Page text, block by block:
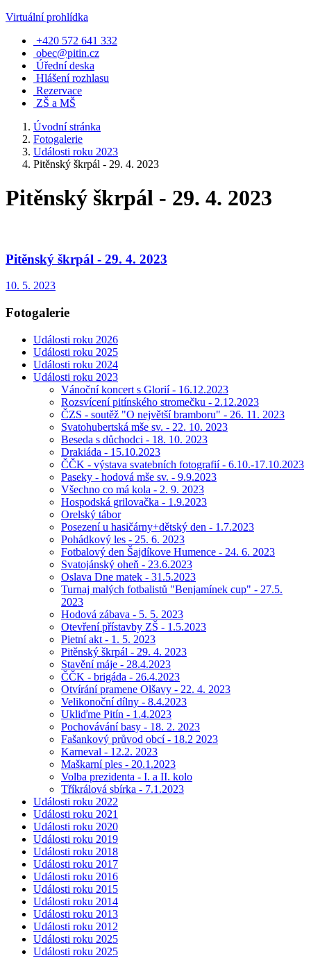
Virtuální prohlídka
+420 572 641 332
obec@pitin.cz
Úřední deska
Hlášení rozhlasu
Rezervace
ZŠ a MŠ
Úvodní stránka
Fotogalerie
Události roku 2023
Pitěnský škrpál - 29. 4. 2023
Pitěnský škrpál - 29. 4. 2023
Pitěnský škrpál - 29. 4. 2023
10. 5. 2023
Fotogalerie
Události roku 2026
Události roku 2025
Události roku 2024
Události roku 2023
Vánoční koncert s Glorií - 16.12.2023
Rozsvícení pitínského stromečku - 2.12.2023
ČZS - soutěž "O největší bramboru" - 26. 11. 2023
Svatohubertská mše sv. - 22. 10. 2023
Beseda s důchodci - 18. 10. 2023
Drakiáda - 15.10.2023
ČČK - výstava svatebních fotografií - 6.10.-17.10.2023
Paseky - hodová mše sv. - 9.9.2023
Všechno co má kola - 2. 9. 2023
Hospodská grilovačka - 1.9.2023
Orelský tábor
Posezení u hasičárny+dětský den - 1.7.2023
Pohádkový les - 25. 6. 2023
Fotbalový den Šajdíkove Humence - 24. 6. 2023
Svatojánský oheň - 23.6.2023
Oslava Dne matek - 31.5.2023
Turnaj malých fotbalistů "Benjamínek cup" - 27.5.
2023
Hodová zábava - 5. 5. 2023
Otevření přístavby ZŠ - 1.5.2023
Pietní akt - 1. 5. 2023
Pitěnský škrpál - 29. 4. 2023
Stavění máje - 28.4.2023
ČČK - brigáda - 26.4.2023
Otvírání pramene Olšavy - 22. 4. 2023
Velikonoční dílny - 8.4.2023
Ukliďme Pitín - 1.4.2023
Pochovávání basy - 18. 2. 2023
Fašankový průvod obcí - 18.2 2023
Karneval - 12.2. 2023
Maškarní ples - 20.1.2023
Volba prezidenta - I. a II. kolo
Tříkrálová sbírka - 7.1.2023
Události roku 2022
Události roku 2021
Události roku 2020
Události roku 2019
Události roku 2018
Události roku 2017
Události roku 2016
Události roku 2015
Události roku 2014
Události roku 2013
Události roku 2012
Události roku 2025
Události roku 2025